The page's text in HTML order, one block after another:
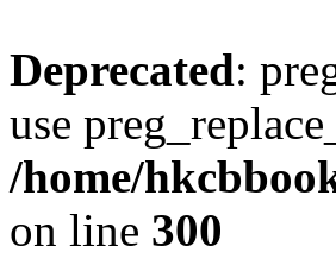
Deprecated:
use
/home/
on line 300